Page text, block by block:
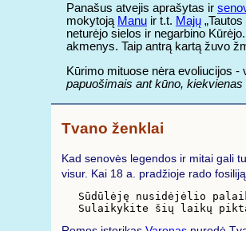
Panašus atvejis aprašytas ir
mokytoją Manu ir t.t. Majų
neturėjo sielos ir negarbino
akmenys. Taip antrą kartą žuvo
Kūrimo mituose nėra evoliucijos
papuošimais ant kūno,
Tvano ženklai
Kad senovės legendos ir mitai gali
visur. Kai 18 a. pradžioje rado
Sūdūlėję nusidėjėlio